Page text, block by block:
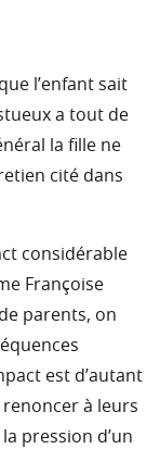
l’enfant sait
a tout de
la fille ne
cité dans
considérable
Françoise
parents, on
est d’autant
à leurs
pression d’un